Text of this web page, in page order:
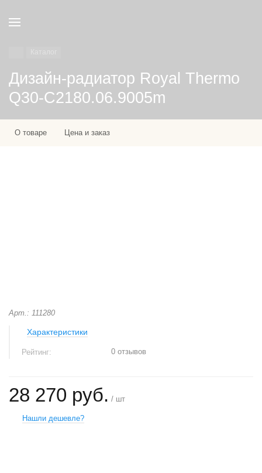
Дизайн-радиатор Royal Thermo
Q30-C2180.06.9005m
О товаре Цена и заказ
Арт.: 111280
Характеристики
Рейтинг: 0 отзывов
28 270 руб. / шт
Нашли дешевле?